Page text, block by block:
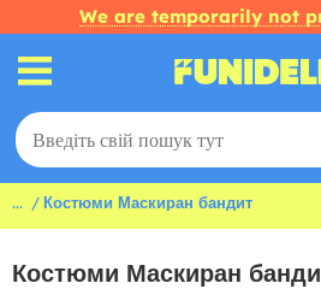
We are temporarily not
... Костюми Маскиран бандит
Костюми Маскиран